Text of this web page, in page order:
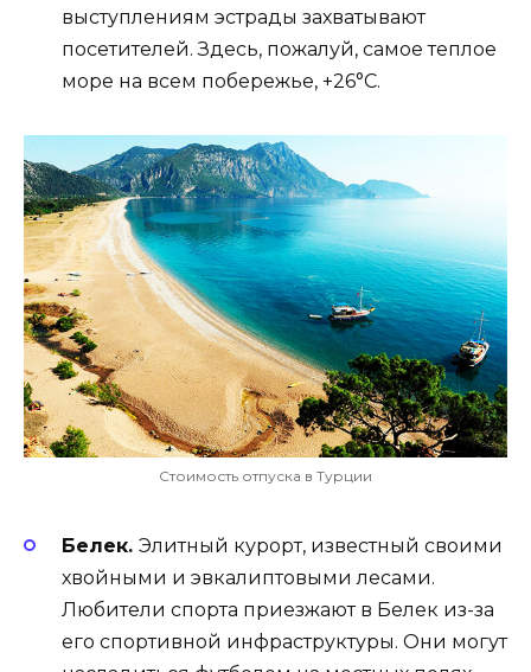
выступлениям эстрады захватывают
посетителей. Здесь, пожалуй, самое теплое
море на всем побережье, +26°C.
Стоимость отпуска в Турции
Белек. Элитный курорт, известный своими
хвойными и эвкалиптовыми лесами.
Любители спорта приезжают в Белек из-за
его спортивной инфраструктуры. Они могут